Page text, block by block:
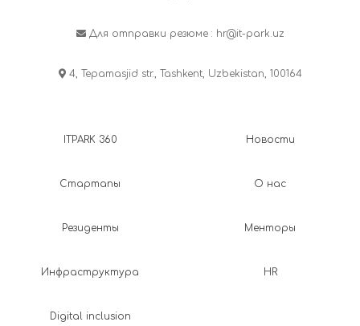
Для отправки резюме : hr@it-park.uz
4, Tepamasjid str., Tashkent, Uzbekistan, 100164
ITPARK 360
Стартапы
Резиденты
Инфраструктура
Digital inclusion
Новости
О нас
Менторы
HR